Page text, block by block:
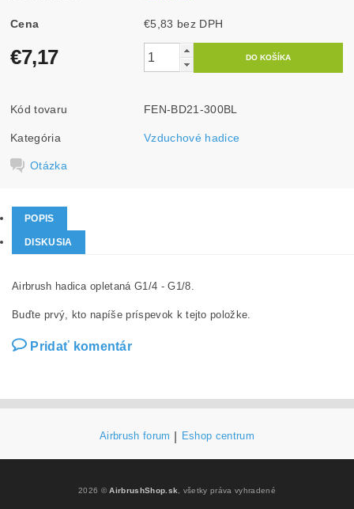
Cena €5,83 bez DPH
€7,17
Kód tovaru FEN-BD21-300BL
Kategória Vzduchové hadice
Otázka
POPIS
DISKUSIA
Airbrush hadica opletaná G1/4 - G1/8.
Buďte prvý, kto napíše príspevok k tejto položke.
Pridať komentár
Airbrush forum Eshop centrum
2026 ©AirbrushShop.sk , všetky práva vyhradené